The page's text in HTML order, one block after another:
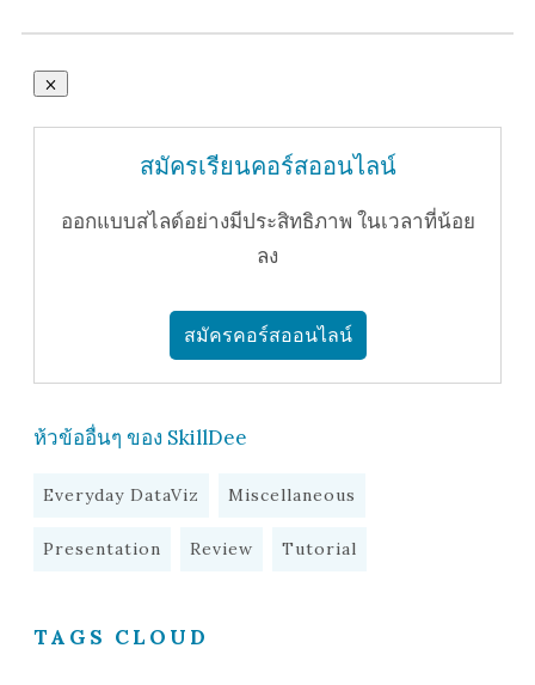
สมัครเรียนคอร์สออนไลน์
ออกแบบสไลด์อย่างมีประสิทธิภาพ ในเวลาที่น้อย
ลง
สมัครคอร์สออนไลน์
ห้วข้ออื่นๆ ของ SkillDee
Everyday DataViz Miscellaneous
Presentation Review Tutorial
TAGS CLOUD